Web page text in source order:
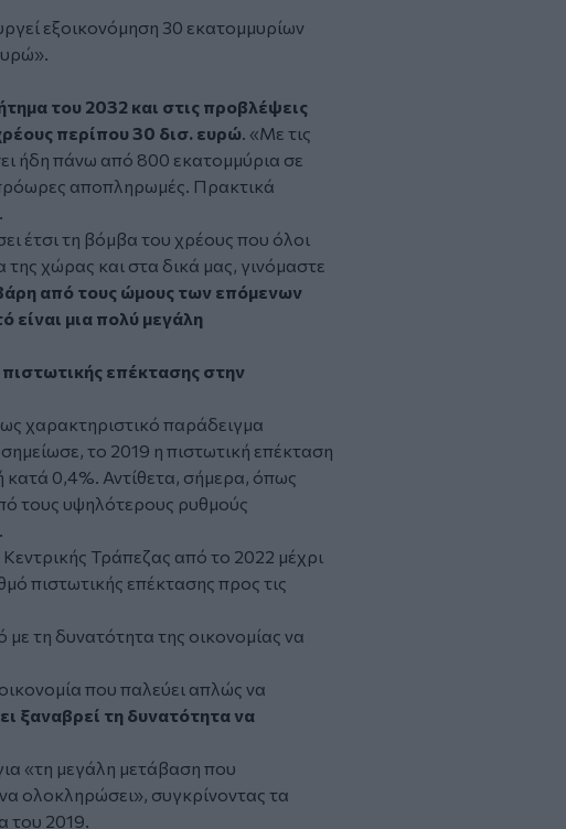
εξοικονόμηση 30 εκατομμυρίων
του 2032 και στις προβλέψεις
περίπου 30 δισ. ευρώ. «Με τις
ήδη πάνω από 800 εκατομμύρια σε
αποπληρωμές. Πρακτικά
έτσι τη βόμβα του χρέους που όλοι
χώρας και στα δικά μας, γινόμαστε
από τους ώμους των επόμενων
είναι μια πολύ μεγάλη
επέκτασης στην
χαρακτηριστικό παράδειγμα
το 2019 η πιστωτική επέκταση
κατά 0,4%. Αντίθετα, σήμερα, όπως
τους υψηλότερους ρυθμούς
Τράπεζας από το 2022 μέχρι
πιστωτικής επέκτασης προς τις
τη δυνατότητα της οικονομίας να
που παλεύει απλώς να
ξαναβρεί τη δυνατότητα να
«τη μεγάλη μετάβαση που
ολοκληρώσει», συγκρίνοντας τα
του 2019.